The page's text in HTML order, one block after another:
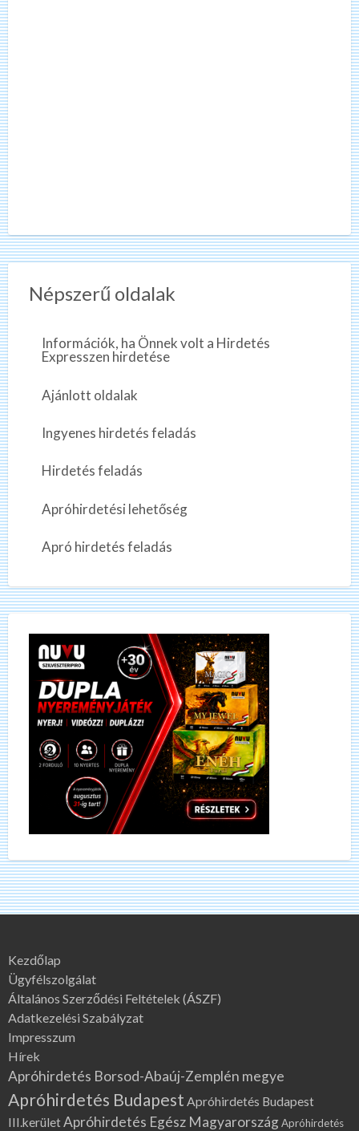
Népszerű oldalak
Információk, ha Önnek volt a Hirdetés
Expresszen hirdetése
Ajánlott oldalak
Ingyenes hirdetés feladás
Hirdetés feladás
Apróhirdetési lehetőség
Apró hirdetés feladás
Kezdőlap
Ügyfélszolgálat
Általános Szerződési Feltételek (ÁSZF)
Adatkezelési Szabályzat
Impresszum
Hírek
Apróhirdetés Borsod-Abaúj-Zemplén megye
Apróhirdetés Budapest Apróhirdetés Budapest
III.kerületApróhirdetés Egész MagyarországApróhirdetés